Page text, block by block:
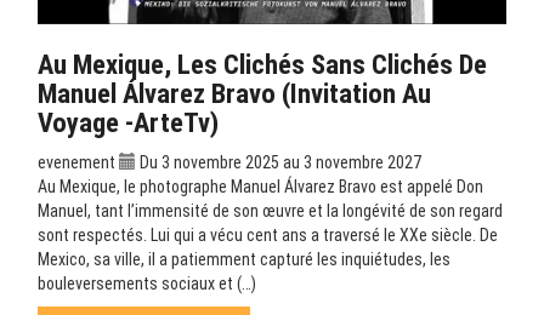
Au Mexique, Les Clichés Sans Clichés De
Manuel Álvarez Bravo (Invitation Au
Voyage -ArteTv)
evenement
Du 3 novembre 2025 au 3 novembre 2027
Au Mexique, le photographe Manuel Álvarez Bravo est appelé Don
Manuel, tant l’immensité de son œuvre et la longévité de son regard
sont respectés. Lui qui a vécu cent ans a traversé le XXe siècle. De
Mexico, sa ville, il a patiemment capturé les inquiétudes, les
bouleversements sociaux et (…)